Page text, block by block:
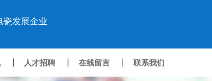
瓷发展企业
人才招聘 在线留言 联系我们